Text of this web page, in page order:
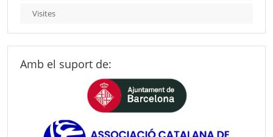
Visites
Amb el suport de: